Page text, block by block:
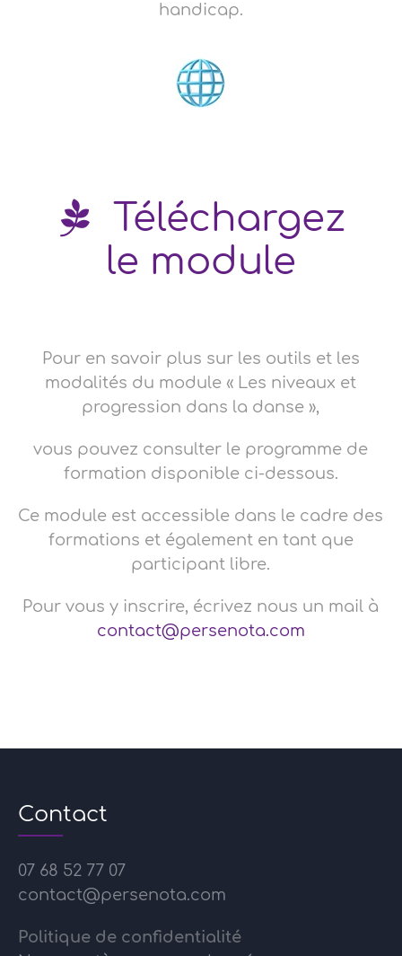
handicap.
Téléchargez
le module
Pour en savoir plus sur les outils et les
modalités du module « Les niveaux et
progression dans la danse »,
vous pouvez consulter le programme de
formation disponible ci-dessous.
Ce module est accessible dans le cadre des
formations et également en tant que
participant libre.
Pour vous y inscrire, écrivez nous un mail à
contact@​p​ersenota.com​
Contact
07 68 52 77 07
contact@persenota.com
Politique de confidentialité